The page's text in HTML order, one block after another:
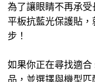
為了讓眼睛不再承
平板抗藍光保護貼
步！
如果你正在尋找適
品，並選擇與機型